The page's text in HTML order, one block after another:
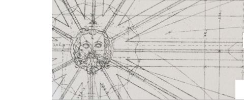
Zum Inhalt springen
Aktuelle Seite: St. Pölten-Ratzersdorf-Zum guten Hirten